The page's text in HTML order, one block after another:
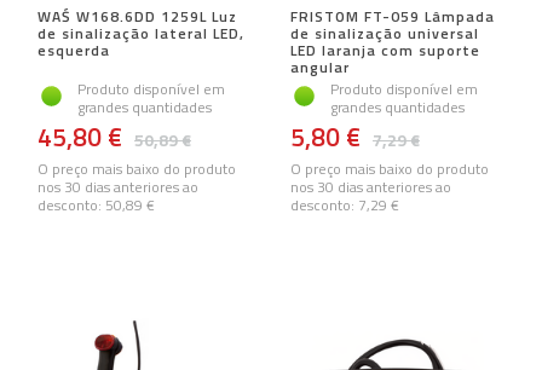
WAŚ W168.6DD 1259L Luz
de sinalização lateral LED,
esquerda
Produto disponível em
grandes quantidades
50,89 €
45,80 €
O preço mais baixo do produto
nos 30 dias anteriores ao
desconto: 50,89 €
FRISTOM FT-059 Lâmpada
de sinalização universal
LED laranja com suporte
angular
Produto disponível em
grandes quantidades
7,29 €
5,80 €
O preço mais baixo do produto
nos 30 dias anteriores ao
desconto: 7,29 €